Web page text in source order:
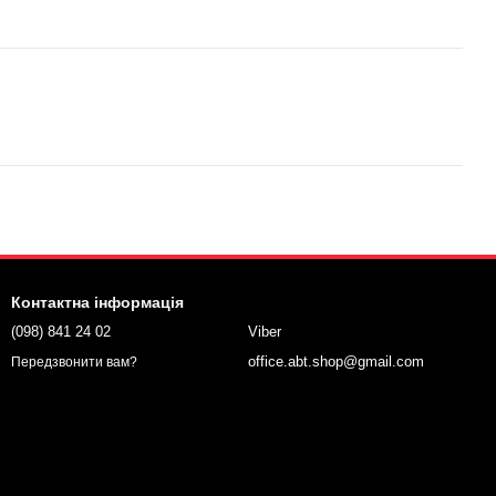
Контактна інформація
(098) 841 24 02
Передзвонити вам?
Viber
office.abt.shop@gmail.com